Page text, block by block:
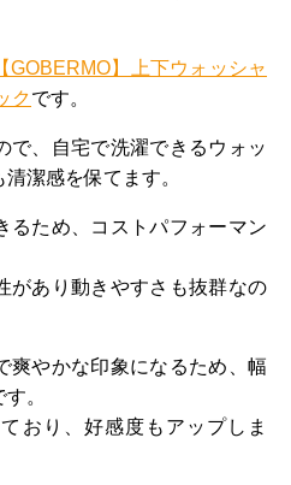
【GOBERMO】上下ウォッシャ
クです。
で、自宅で洗濯できるウォッ
潔感を保てます。
るため、コストパフォーマン
があり動きやすさも抜群なの
爽やかな印象になるため、幅
。
おり、好感度もアップしま